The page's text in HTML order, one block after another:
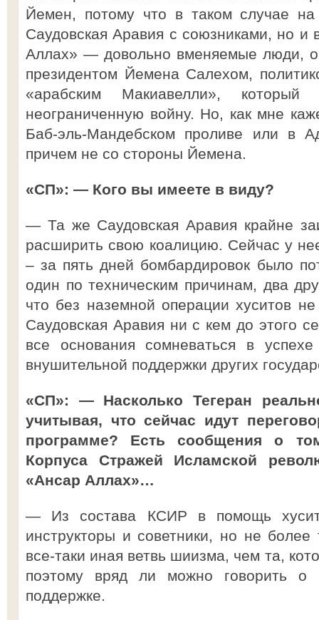
Йемен, потому что в таком случае на
Саудовская Аравия с союзниками, но и
Аллах» — довольно вменяемые люди,
президентом Йемена Салехом,
«арабским Макиавелли»,
неограниченную войну. Но, как мне
Баб-эль-Мандебском проливе или в
причем не со стороны Йемена.
«СП»: — Кого вы имеете в виду?
— Та же Саудовская Аравия крайне
расширить свою коалицию. Сейчас у
– за пять дней бомбардировок было
один по техническим причинам, два
что без наземной операции хуситов
Саудовская Аравия ни с кем до этого
все основания сомневаться в
внушительной поддержки других
«СП»: — Насколько Тегеран
учитывая, что сейчас идут
программе? Есть сообщения о
Корпуса Стражей Исламской
«Ансар Аллах»…
— Из состава КСИР в помощь
инструкторы и советники, но не
все-таки иная ветвь шиизма, чем та,
поэтому вряд ли можно говорить о
поддержке.